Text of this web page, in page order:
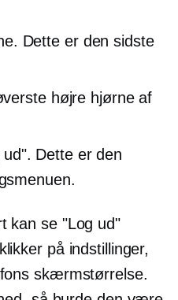
Dette er den sidste
højre hjørne af
Dette er den
kan se "Log ud"
på indstillinger,
skærmstørrelse.